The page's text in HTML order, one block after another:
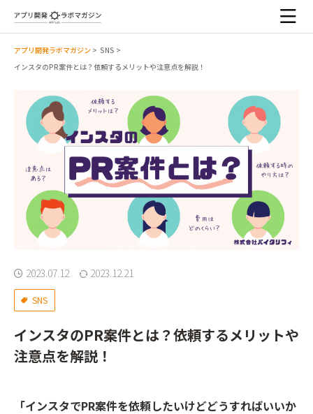
アプリ開発ラボマガジン > SNS >
インスタのPR案件とは？依頼するメリットや注意点を解説！
2023.07.12 2023.12.21
SNS
インスタのPR案件とは？依頼するメリットや
注意点を解説！
「インスタでPR案件を依頼したいけどどうすればいいか